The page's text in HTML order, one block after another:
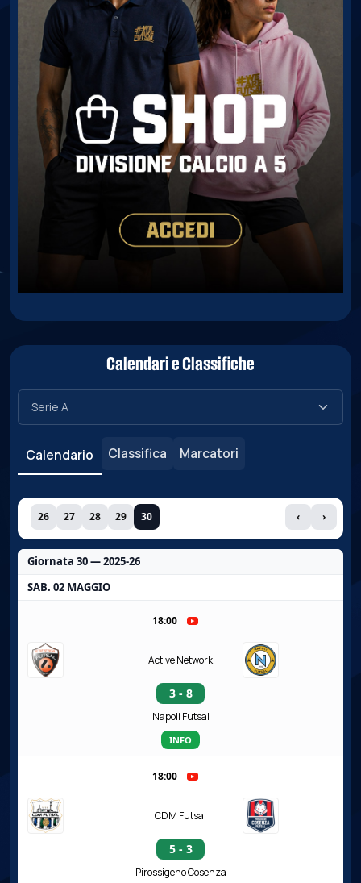
Calendari e Classifiche
Calendario Classifica Marcatori
26 27 28 29 30 ‹ ›
Giornata 30 — 2025-26
SAB. 02 MAGGIO
18:00
Active Network
3 - 8
Napoli Futsal
INFO
18:00
CDM Futsal
5 - 3
Pirossigeno Cosenza